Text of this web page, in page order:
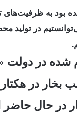
بود به ظرفیت‌های
در تولید
شده در